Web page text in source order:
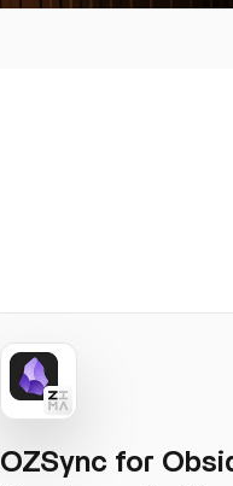
OZSync for